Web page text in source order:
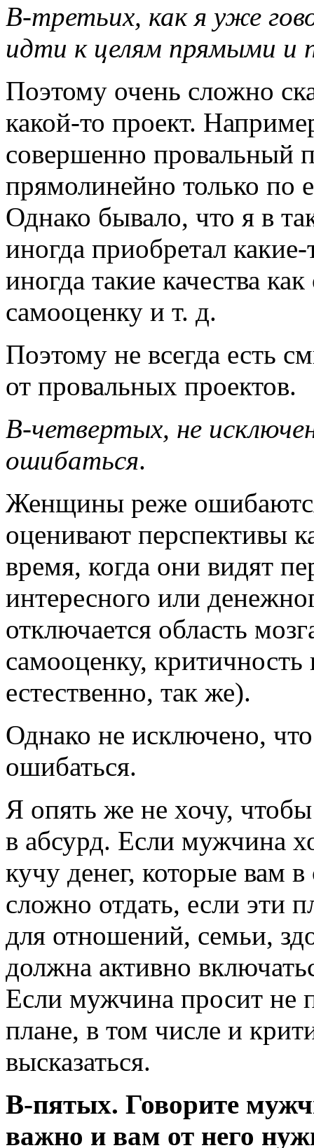
В-третьих, как я уже
идти к целям прямыми и
Поэтому очень сложно
какой-то проект.
совершенно провальный
прямолинейно только по
Однако бывало, что я в
иногда приобретал какие-
иногда такие качества
самооценку и т. д.
Поэтому не всегда есть
от провальных проектов.
В-четвертых, не
ошибаться.
Женщины реже
оценивают перспективы
время, когда они видят
интересного или
отключается область
самооценку,
естественно, так же).
Однако не исключено,
ошибаться.
Я опять же не хочу,
в абсурд. Если мужчина
кучу денег, которые вам
сложно отдать, если эти
для отношений, семьи,
должна активно
Если мужчина просит не
плане, в том числе и
высказаться.
В-пятых. Говорите
важно и вам от него